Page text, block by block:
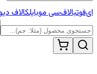
ای‌فوتبالاف‌سی موبایلکالاف